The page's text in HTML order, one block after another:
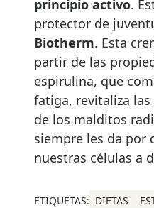
principio activo.
protector de
Biotherm. Esta
partir de las
espirulina, que
fatiga, revitaliza
de los malditos
siempre les da por
nuestras células a
ETIQUETAS: DIETAS